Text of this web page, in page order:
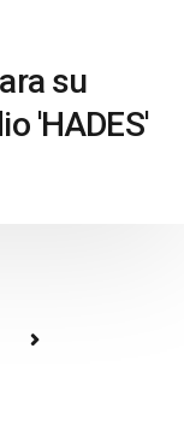
su
'HADES'